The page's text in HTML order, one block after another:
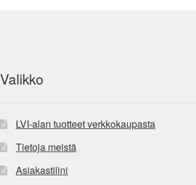
Valikko
LVI-alan tuotteet verkkokaupasta
Tietoja meistä
Asiakastilini